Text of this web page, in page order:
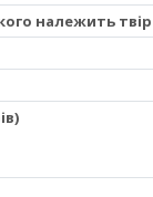
належить твір